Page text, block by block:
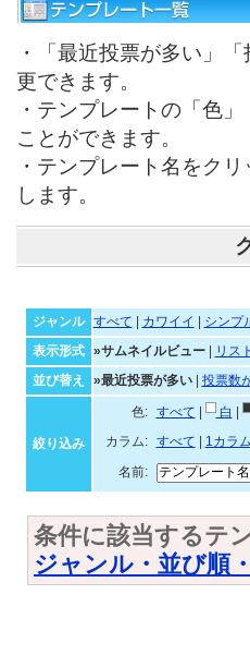
・「最近投票が多い」
更できます。
・テンプレートの「色
ことができます。
・テンプレート名をク
します。
ジャンル すべて カワイイ シンプ
表示形式
»サムネイルビュー|
リス
並び替え
»最近投票が多い| 投票数
絞り込み
色: すべて 白
カラム:
すべて 1カラム
名前:
条件に該当するテ
ジャンル・並び順